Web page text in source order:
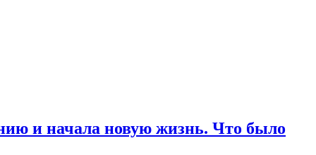
и начала новую жизнь. Что было